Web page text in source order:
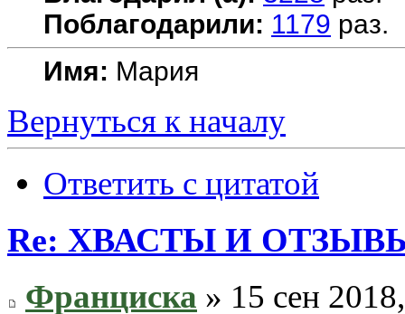
Поблагодарили: 1179 раз.
Имя: Мария
Вернуться к началу
Ответить с цитатой
Re: ХВАСТЫ И
Франциска » 15 сен